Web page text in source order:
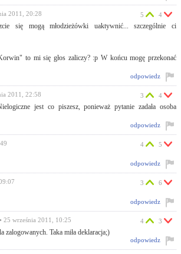
2011, 20:28
się mogą młodzieżówki uaktywnić... szczególnie ci
to mi się głos zaliczy? :p W końcu mogę przekonać
5 4
odpowiedz
2011, 22:58
jest co piszesz, ponieważ pytanie zadała osoba
3 4
odpowiedz
4 5
odpowiedz
3 6
odpowiedz
• 25 września 2011, 10:25
zalogowanych. Taka miła deklaracja;)
4 3
odpowiedz